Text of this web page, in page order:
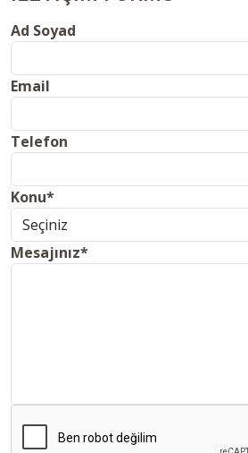
Ad Soyad
Email
Telefon
Konu*
Mesajınız*